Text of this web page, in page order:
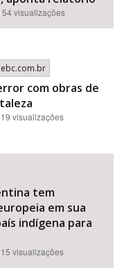
BUSCAR
visualizações
com obras de
visualizações
tem
em sua
indígena para
visualizações